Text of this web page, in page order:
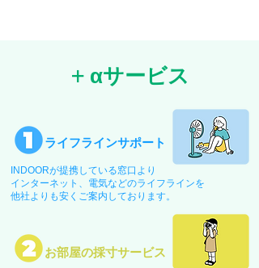
+ αサービス
ライフラインサポート
INDOORが提携している窓口より
インターネット、電気などのライフラインを
​他社よりも安くご案内しております。
お部屋の採寸サービス